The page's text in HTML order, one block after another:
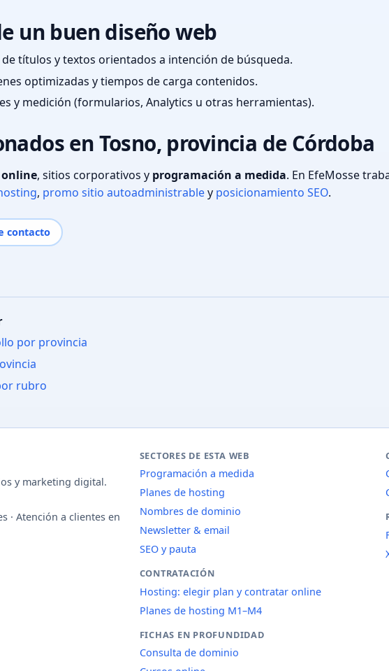
un buen diseño web
títulos y textos orientados a intención de búsqueda.
optimizadas y tiempos de carga contenidos.
y medición (formularios, Analytics u otras herramientas).
en Tosno, provincia de Córdoba
, sitios corporativos y programación a medida. En EfeMosse
, promo sitio autoadministrabley posicionamiento SEO.
contacto
por provincia
rubro
y marketing digital.
· Atención a clientes en
SECTORES DE ESTA WEB
Programación a medida
Planes de hosting
Nombres de dominio
Newsletter & email
SEO y pauta
CONTRATACIÓN
Hosting: elegir plan y contratar online
Planes de hosting M1–M4
FICHAS EN PROFUNDIDAD
Consulta de dominio